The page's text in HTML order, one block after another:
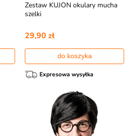
Zestaw KUJON okulary mucha
szelki
29,90 zł
do koszyka
Expresowa wysyłka